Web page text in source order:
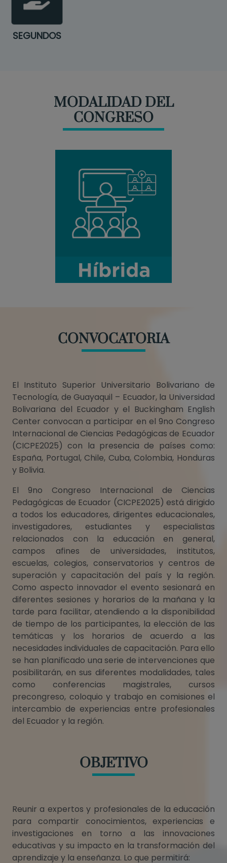
SEGUNDOS
MODALIDAD DEL
CONGRESO
CONVOCATORIA
El Instituto Superior Universitario Bolivariano de
Tecnología, de Guayaquil – Ecuador, la Universidad
Bolivariana del Ecuador y el Buckingham English
Center convocan a participar en el 9no Congreso
Internacional de Ciencias Pedagógicas de Ecuador
(CICPE2025) con la presencia de países como:
España, Portugal, Chile, Cuba, Colombia, Honduras
y Bolivia.
El 9no Congreso Internacional de Ciencias
Pedagógicas de Ecuador (CICPE2025) está dirigido
a todos los educadores, dirigentes educacionales,
investigadores, estudiantes y especialistas
relacionados con la educación en general,
campos afines de universidades, institutos,
escuelas, colegios, conservatorios y centros de
superación y capacitación del país y la región.
Como aspecto innovador el evento sesionará en
diferentes sesiones y horarios de la mañana y la
tarde para facilitar, atendiendo a la disponibilidad
de tiempo de los participantes, la elección de las
temáticas y los horarios de acuerdo a las
necesidades individuales de capacitación. Para ello
se han planificado una serie de intervenciones que
posibilitarán, en sus diferentes modalidades, tales
como conferencias magistrales, cursos
precongreso, coloquio y trabajo en comisiones el
intercambio de experiencias entre profesionales
del Ecuador y la región.
OBJETIVO
Reunir a expertos y profesionales de la educación
para compartir conocimientos, experiencias e
investigaciones en torno a las innovaciones
educativas y su impacto en la transformación del
aprendizaje y la enseñanza. Lo que permitirá: